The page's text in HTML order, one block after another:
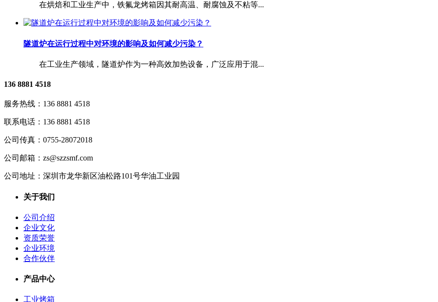
在烘焙和工业生产中，铁氟龙烤箱因其耐高温、耐腐蚀及不粘等...
隧道炉在运行过程中对环境的影响及如何减少污染？
在工业生产领域，隧道炉作为一种高效加热设备，广泛应用于混...
136 8881 4518
服务热线： 136 8881 4518
联系电话： 136 8881 4518
公司传真： 0755-28072018
公司邮箱： zs@szzsmf.com
公司地址： 深圳市龙华新区油松路101号华油工业园
关于我们
公司介绍
企业文化
资质荣誉
企业环境
合作伙伴
产品中心
工业烤箱